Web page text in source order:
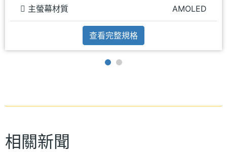
主螢幕材質 AMOLED
查看完整規格
相關新聞